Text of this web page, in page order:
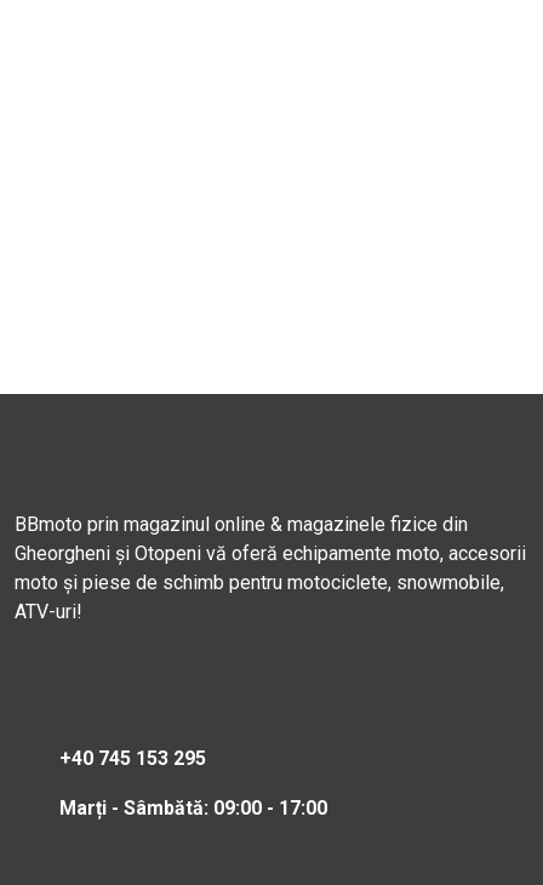
BBmoto prin magazinul online & magazinele fizice din
Gheorgheni și Otopeni vă oferă echipamente moto, accesorii
moto și piese de schimb pentru motociclete, snowmobile,
ATV-uri!
+40 745 153 295
Marți - Sâmbătă: 09:00 - 17:00